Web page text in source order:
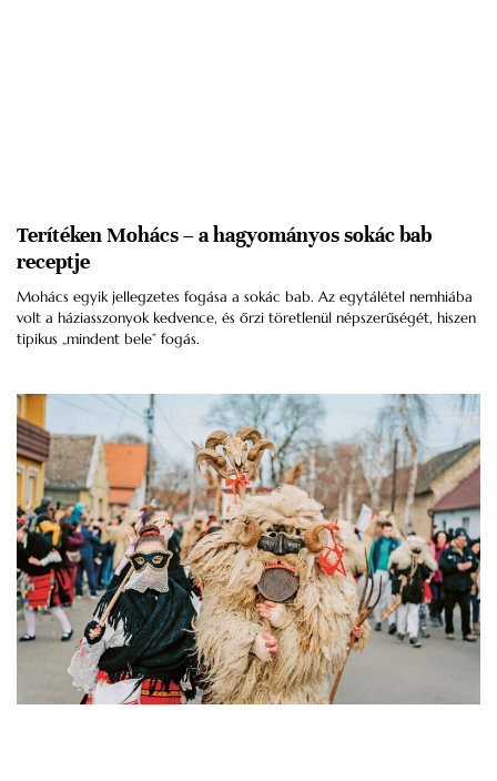
Terítéken Mohács – a hagyományos sokác bab
receptje
Mohács egyik jellegzetes fogása a sokác bab. Az egytálétel nemhiába
volt a háziasszonyok kedvence, és őrzi töretlenül népszerűségét, hiszen
tipikus „mindent bele” fogás.